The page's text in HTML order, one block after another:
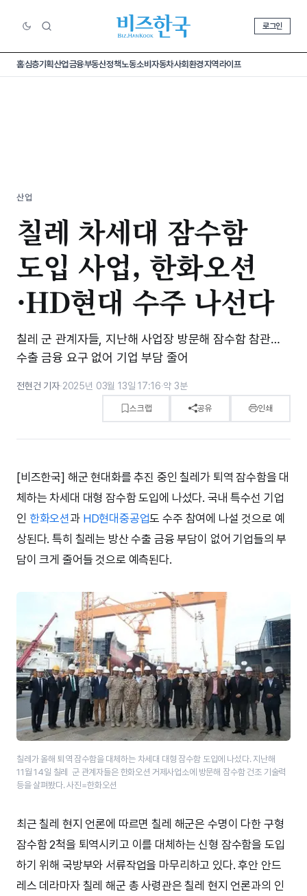
로그인
홈심층기획산업금융부동산정책노동소비 자동차사회환경지역라이프
산업
칠레 차세대 잠수함
도입 사업, 한화오션
·HD현대 수주 나선다
칠레 군 관계자들, 지난해 사업장 방문해 잠수함 참관…
수출 금융 요구 없어 기업 부담 줄어
전현건 기자·2025년 03월 13일 17:16·약 3분
스크랩 공유 인쇄
[비즈한국] 해군 현대화를 추진 중인 칠레가 퇴역 잠수함을 대
체하는 차세대 대형 잠수함 도입에 나섰다. 국내 특수선 기업
인 한화오션과 HD현대중공업도 수주 참여에 나설 것으로 예
상된다. 특히 칠레는 방산 수출 금융 부담이 없어 기업들의 부
담이 크게 줄어들 것으로 예측된다.
​칠레가 올해 퇴역 잠수함을 대체하는 차세대 대형 잠수함 도입에 나섰다. 지난해
11월 14일 칠레 군 관계자들은 한화오션 거제사업소에 방문해 ​잠수함 건조 기술력
등을 살펴봤다. 사진=한화오션
최근 칠레 현지 언론에 따르면 칠레 해군은 수명이 다한 구형
잠수함 2척을 퇴역시키고 이를 대체하는 신형 잠수함을 도입
하기 위해 국방부와 서류작업을 마무리하고 있다. 후안 안드
레스 데라마자 칠레 해군 총 사령관은 칠레 현지 언론과의 인